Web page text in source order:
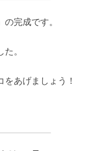
完成です。
。
あげましょう！